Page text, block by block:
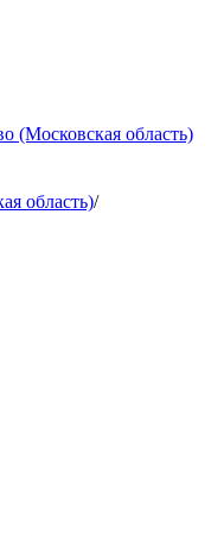
(Московская область)
область)/